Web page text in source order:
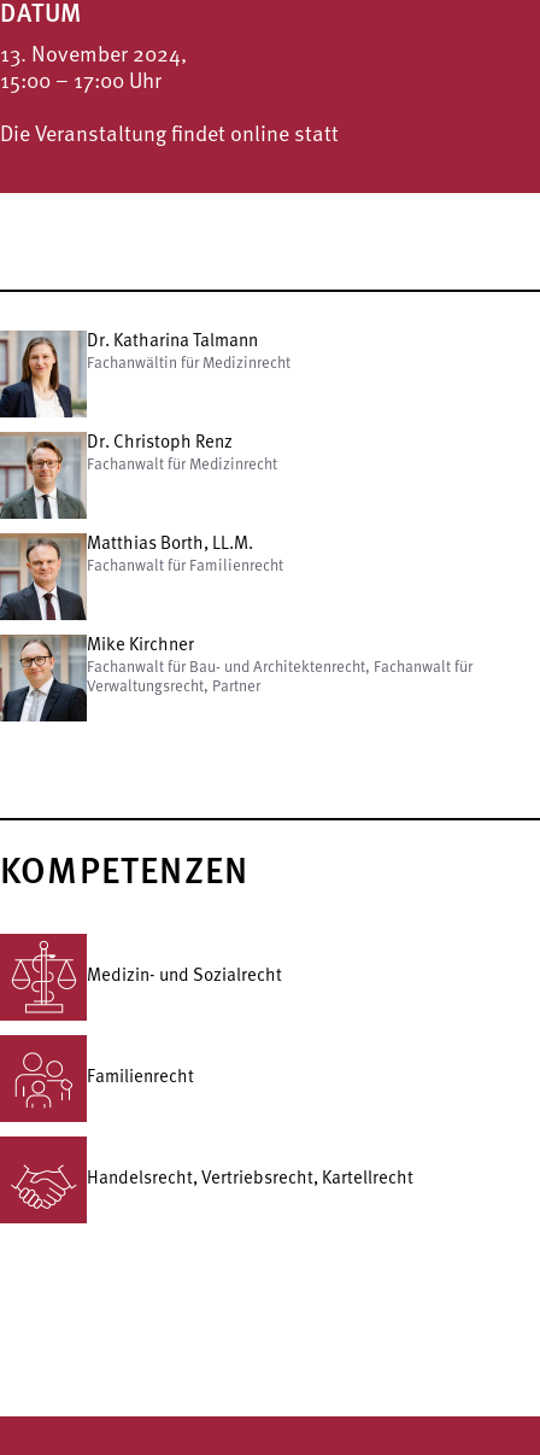
DATUM
13. November 2024,
15:00 – 17:00 Uhr
Die Veranstaltung findet online statt
Dr. Katharina Talmann
Fachanwältin für Medizinrecht
Dr. Christoph Renz
Fachanwalt für Medizinrecht
Matthias Borth, LL.M.
Fachanwalt für Familienrecht
Mike Kirchner
Fachanwalt für Bau- und Architektenrecht, Fachanwalt für
Verwaltungsrecht, Partner
KOMPETENZEN
Medizin- und Sozialrecht
Familienrecht
Handelsrecht, Vertriebsrecht, Kartellrecht